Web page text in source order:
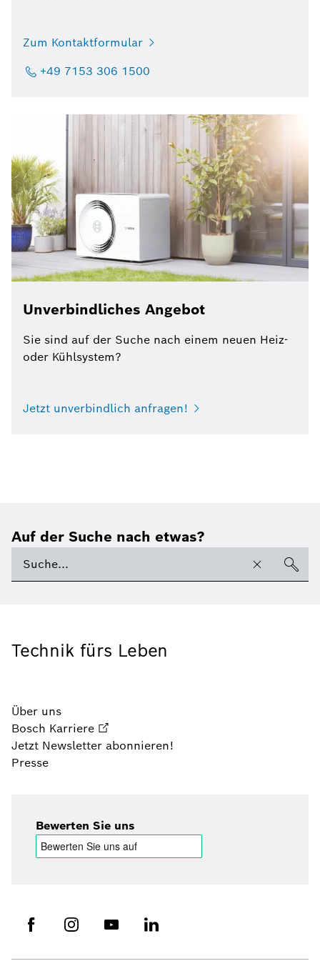
Zum Kontaktformular
+49 7153 306 1500
Unverbindliches Angebot
Sie sind auf der Suche nach einem neuen Heiz-
oder Kühlsystem?
Jetzt unverbindlich anfragen!
Auf der Suche nach etwas?
Technik fürs Leben
Über uns
Bosch Karriere
Jetzt Newsletter abonnieren!
Presse
Bewerten Sie uns